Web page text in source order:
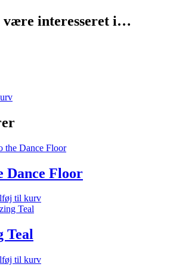
være interesseret i…
Dance Floor
til kurv
Teal
til kurv